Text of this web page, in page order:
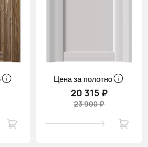
Цена за полотно
20 315 ₽
23 900 ₽